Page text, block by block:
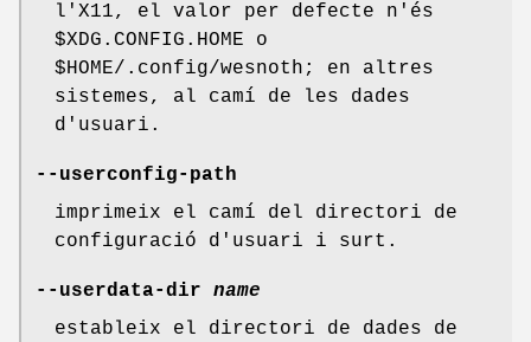
l'X11, el valor per defecte n'és
$XDG.CONFIG.HOME o
$HOME/.config/wesnoth; en altres
sistemes, al camí de les dades
d'usuari.
--userconfig-path
imprimeix el camí del directori de
configuració d'usuari i surt.
--userdata-dir name
estableix el directori de dades de